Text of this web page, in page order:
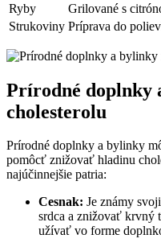
Ryby
Grilované s
Strukoviny Príprava⁣ do
Prírodné doplnky
cholesterolu
Prírodné doplnky​ a bylinky
pomôcť znižovať hladinu
najúčinnejšie patria:
Cesnak: Je známy
srdca⁣ a znižovať krvný
užívať vo forme